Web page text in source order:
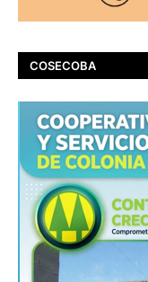
COSECOBA